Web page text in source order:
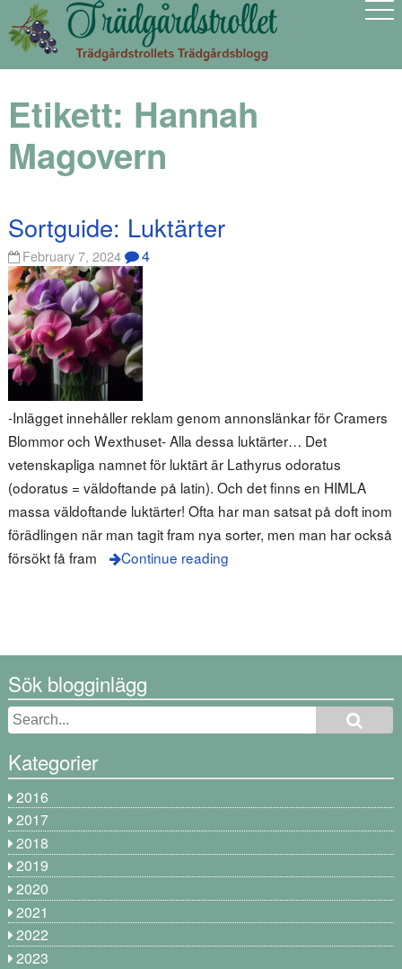
Etikett: Hannah
Magovern
Sortguide: Luktärter
February 7, 2024 4
-Inlägget innehåller reklam genom annonslänkar för Cramers
Blommor och Wexthuset- Alla dessa luktärter… Det
vetenskapliga namnet för luktärt är Lathyrus odoratus
(odoratus = väldoftande på latin). Och det finns en HIMLA
massa väldoftande luktärter! Ofta har man satsat på doft inom
förädlingen när man tagit fram nya sorter, men man har också
försökt få fram
Continue reading
Sök blogginlägg
Kategorier
2016
2017
2018
2019
2020
2021
2022
2023